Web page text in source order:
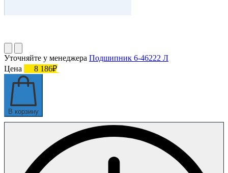
Уточняйте у менеджера Подшипник 6-46222 Л
Цена
8 186₽
В корзину